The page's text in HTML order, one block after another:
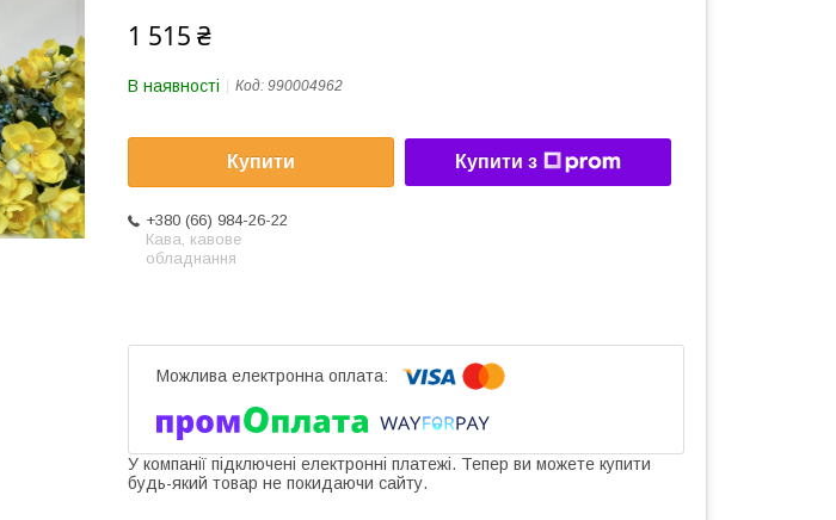
1 515 ₴
В наявності Код: 990004962
Купити Купити з
+380 (66) 984-26-22
Кава, кавове
обладнання
У компанії підключені електронні платежі. Тепер ви можете купити
будь-який товар не покидаючи сайту.